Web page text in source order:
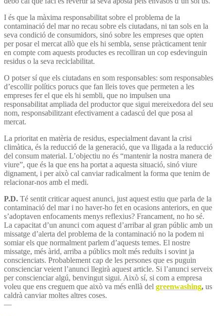
I és que la màxima responsabilitat sobre el problema de la
contaminació del mar no recau sobre els ciutadans, ni tan sols en la
seva condició de consumidors, sinó sobre les empreses que opten
per posar el mercat allò que els hi sembla, sense pràcticament tenir
en compte com aquests productes es recolliran un cop esdevinguin
residus o la seva reciclabilitat.
O potser sí que els ciutadans en som responsables: som responsables
d’escollir polítics porucs que fan lleis toves que permeten a les
empreses fer el que els hi sembli, que no impulsen una
responsabilitat ampliada del productor que sigui mereixedora del seu
nom, responsabilitzant efectivament a cadascú del que posa al
mercat.
La prioritat en matèria de residus, especialment davant la crisi
climàtica, és la reducció de la generació, que va lligada a la reducció
del consum material. L’objectiu no és “mantenir la nostra manera de
viure”, que és la que ens ha portat a aquesta situació, sinó viure
dignament, i per això cal canviar radicalment la forma que tenim de
relacionar-nos amb el medi.
P.D. Té sentit criticar aquest anunci, just aquest estiu que parla de la
contaminació del mar i no haver-ho fet en ocasions anteriors, en que
s’adoptaven enfocaments menys reflexius? Francament, no ho sé.
La capacitat d’un anunci com aquest d’arribar al gran públic amb un
missatge d’alerta del problema de la contaminació no la podem ni
somiar els que normalment parlem d’aquests temes. El nostre
missatge, més àrid, arriba a públics molt més reduïts i sovint ja
conscienciats. Probablement cap de les persones que es puguin
conscienciar veient l’anunci llegirà aquest article. Si l’anunci serveix
per conscienciar algú, benvingut sigui. Això sí, si com a empresa
voleu que ens creguem que això va més enllà del greenwashing, us
caldrà canviar moltes altres coses.
—